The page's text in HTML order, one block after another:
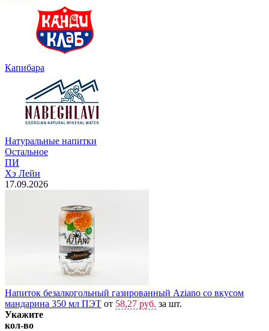
Капибара
Натуральные напитки
Остальное
ПИ
Хэ Лейи
17.09.2026
Напиток безалкогольный газированный Aziano со вкусом
мандарина 350 мл ПЭТ от 58,27 руб. за шт.
Укажите
кол-во